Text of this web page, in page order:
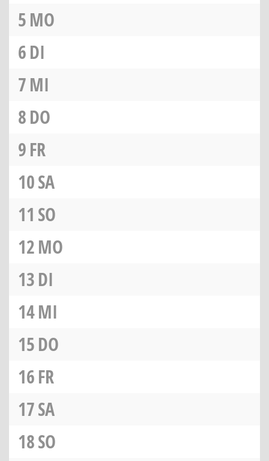
5MO
6DI
7MI
8DO
9FR
10SA
11 SO
12MO
13DI
14MI
15DO
16FR
17SA
18SO